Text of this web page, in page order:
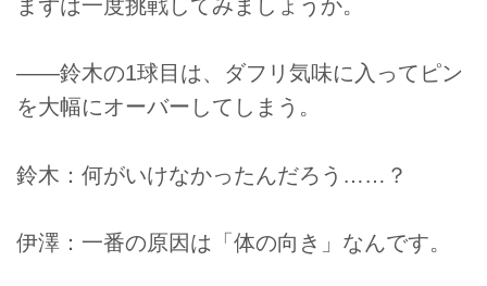
まずは一度挑戦してみましょうか。
――鈴木の1球目は、ダフリ気味に入ってピン
を大幅にオーバーしてしまう。
鈴木：何がいけなかったんだろう……？
伊澤：一番の原因は「体の向き」なんです。